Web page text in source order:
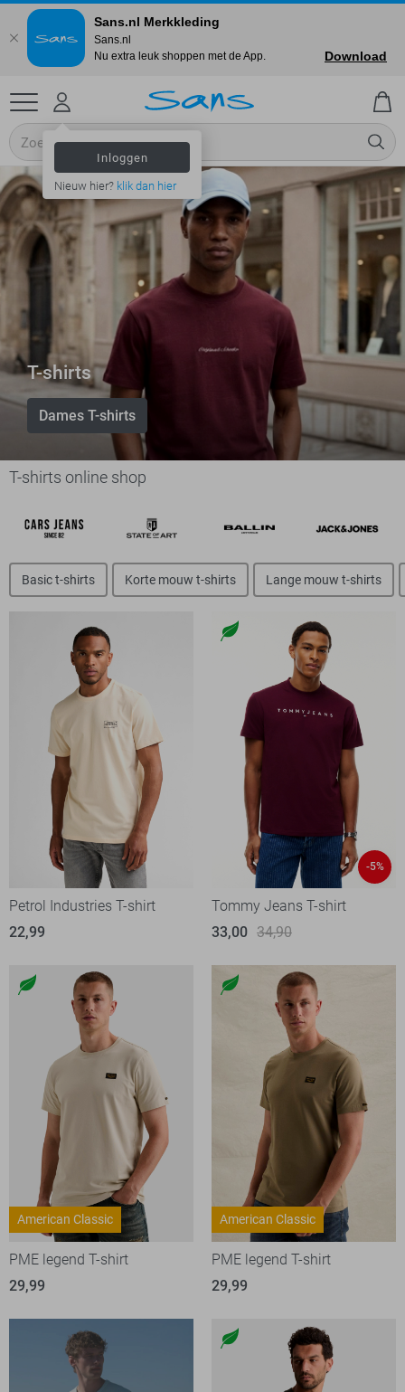
Inloggen
Nieuw hier? klik dan hier
T-shirts
Dames T-shirts
T-shirts online shop
Basic t-shirts Korte mouw t-shirts Lange mouw t-shirts
Petrol Industries T-shirt
22,99
-5%
Tommy Jeans T-shirt
33,00 34,90
American Classic
PME legend T-shirt
29,99
American Classic
PME legend T-shirt
29,99
Sans.nl Merkkleding
Sans.nl
Nu extra leuk shoppen met de App.
Download